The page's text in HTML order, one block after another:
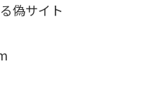
偽サイト